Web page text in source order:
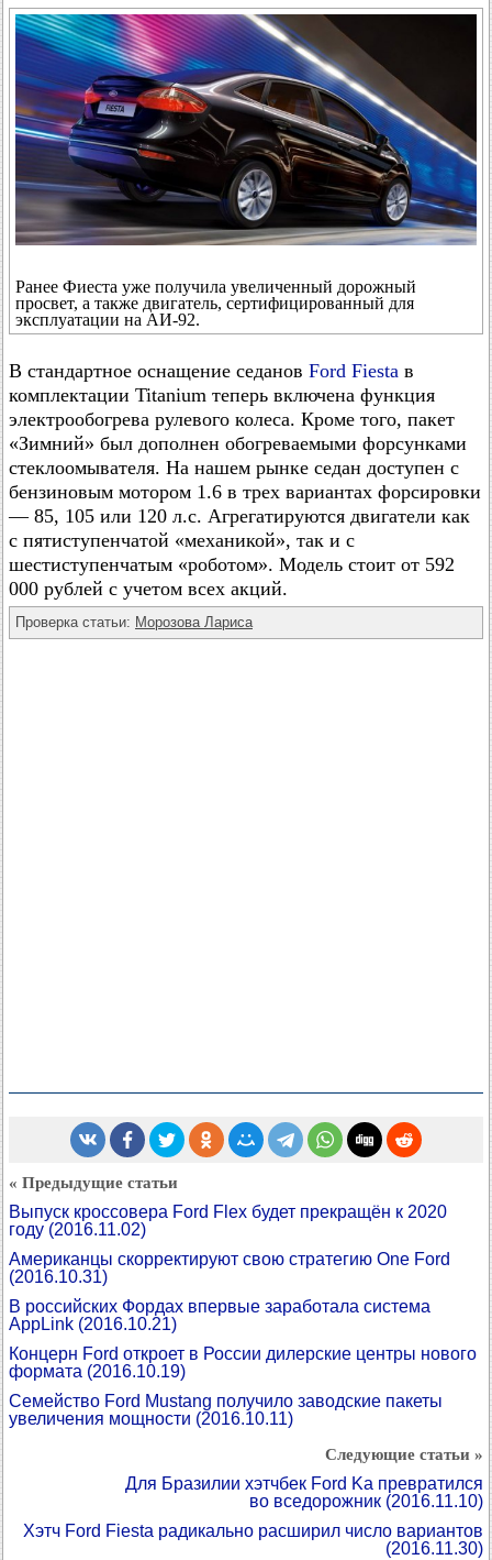
Ранее Фиеста уже получила увеличенный дорожный
просвет, а также двигатель, сертифицированный для
эксплуатации на АИ-92.
В стандартное оснащение седанов Ford Fiesta в
комплектации Titanium теперь включена функция
электрообогрева рулевого колеса. Кроме того, пакет
«Зимний» был дополнен обогреваемыми форсунками
стеклоомывателя. На нашем рынке седан доступен с
бензиновым мотором 1.6 в трех вариантах форсировки
— 85, 105 или 120 л.с. Агрегатируются двигатели как
с пятиступенчатой «механикой», так и с
шестиступенчатым «роботом». Модель стоит от 592
000 рублей с учетом всех акций.
Проверка статьи: Морозова Лариса
« Предыдущие статьи
Выпуск кроссовера Ford Flex будет прекращён к 2020
году (2016.11.02)
Американцы скорректируют свою стратегию One Ford
(2016.10.31)
В российских Фордах впервые заработала система
AppLink (2016.10.21)
Концерн Ford откроет в России дилерские центры нового
формата (2016.10.19)
Семейство Ford Mustang получило заводские пакеты
увеличения мощности (2016.10.11)
Следующие статьи »
Для Бразилии хэтчбек Ford Ka превратился
во вседорожник (2016.11.10)
Хэтч Ford Fiesta радикально расширил число вариантов
(2016.11.30)